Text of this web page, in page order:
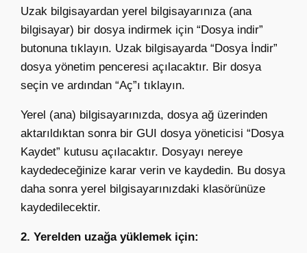
Uzak bilgisayardan yerel bilgisayarınıza (ana
bilgisayar) bir dosya indirmek için “Dosya indir”
butonuna tıklayın. Uzak bilgisayarda “Dosya İndir”
dosya yönetim penceresi açılacaktır. Bir dosya
seçin ve ardından “Aç”ı tıklayın.
Yerel (ana) bilgisayarınızda, dosya ağ üzerinden
aktarıldıktan sonra bir GUI dosya yöneticisi “Dosya
Kaydet” kutusu açılacaktır. Dosyayı nereye
kaydedeceğinize karar verin ve kaydedin. Bu dosya
daha sonra yerel bilgisayarınızdaki klasörünüze
kaydedilecektir.
2. Yerelden uzağa yüklemek için: